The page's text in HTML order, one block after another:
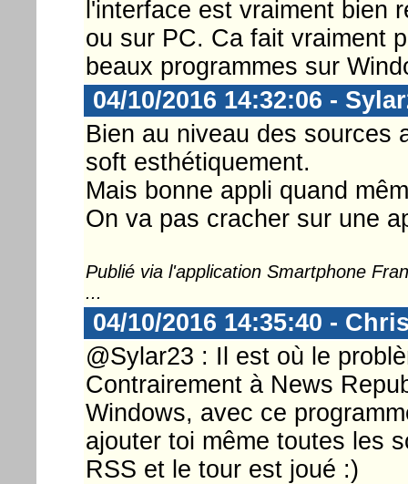
l'interface est vraiment bien
ou sur PC. Ca fait vraiment
beaux programmes sur
04/10/2016 14:32:06 -
Bien au niveau des sources
soft esthétiquement.
Mais bonne appli quand
On va pas cracher sur une
Publié via l'application Smartphone
...
04/10/2016 14:35:40 -
@Sylar23 : Il est où le
Contrairement à News
Windows, avec ce
ajouter toi même toutes les
RSS et le tour est joué :)